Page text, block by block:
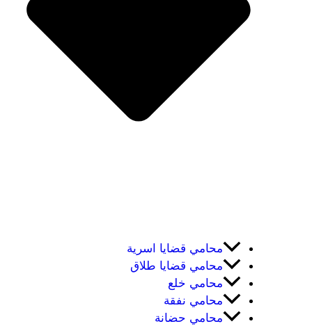
محامي قضايا اسرية
محامي قضايا طلاق
محامي خلع
محامي نفقة
محامي حضانة